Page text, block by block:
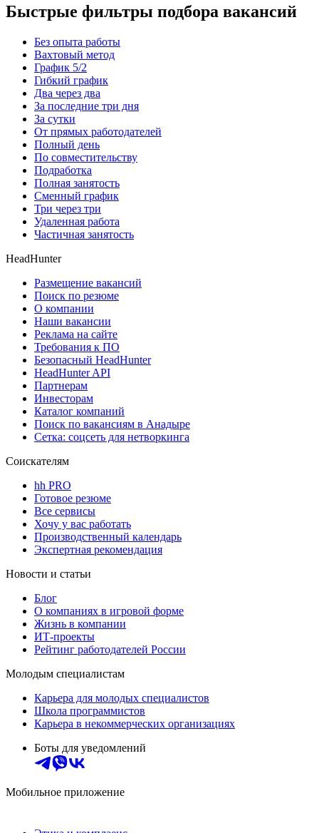
Быстрые фильтры подбора вакансий
Без опыта работы
Вахтовый метод
График 5/2
Гибкий график
Два через два
За последние три дня
За сутки
От прямых работодателей
Полный день
По совместительству
Подработка
Полная занятость
Сменный график
Три через три
Удаленная работа
Частичная занятость
HeadHunter
Размещение вакансий
Поиск по резюме
О компании
Наши вакансии
Реклама на сайте
Требования к ПО
Безопасный HeadHunter
HeadHunter API
Партнерам
Инвесторам
Каталог компаний
Поиск по вакансиям в Анадыре
Сетка: соцсеть для нетворкинга
Соискателям
hh PRO
Готовое резюме
Все сервисы
Хочу у вас работать
Производственный календарь
Экспертная рекомендация
Новости и статьи
Блог
О компаниях в игровой форме
Жизнь в компании
ИТ-проекты
Рейтинг работодателей России
Молодым специалистам
Карьера для молодых специалистов
Школа программистов
Карьера в некоммерческих организациях
Боты для уведомлений
Мобильное приложение